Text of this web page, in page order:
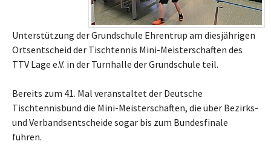
Unterstützung der Grundschule Ehrentrup am diesjährigen
Ortsentscheid der Tischtennis Mini-Meisterschaften des
TTV Lage e.V. in der Turnhalle der Grundschule teil.
Bereits zum 41. Mal veranstaltet der Deutsche
Tischtennisbund die Mini-Meisterschaften, die über Bezirks-
und Verbandsentscheide sogar bis zum Bundesfinale
führen.